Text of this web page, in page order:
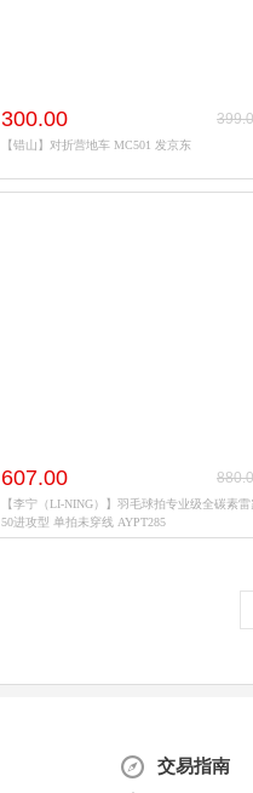
300.00
【错山】对折营地车 MC501 发京东
607.00
【李宁（LI-NING）】羽毛球拍专业级全碳素雷
50进攻型 单拍未穿线 AYPT285
交易指南